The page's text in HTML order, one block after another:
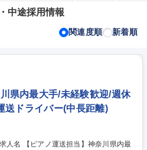
中途採用情報
関連度順 新着順
県内最大手/未経験歓迎/週休
送ドライバー(中長距離)